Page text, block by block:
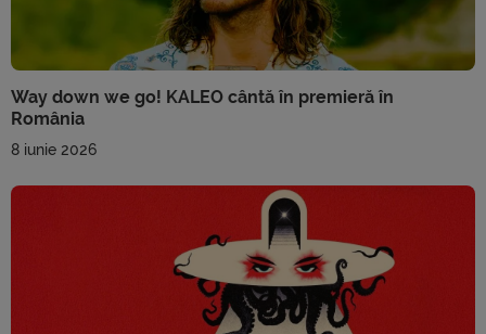
Way down we go! KALEO cântă în premieră în
România
8 iunie 2026